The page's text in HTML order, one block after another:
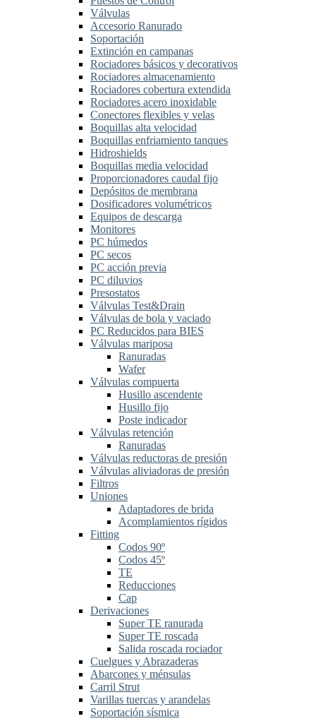
Válvulas
Accesorio Ranurado
Soportación
Extinción en campanas
Rociadores básicos y decorativos
Rociadores almacenamiento
Rociadores cobertura extendida
Rociadores acero inoxidable
Conectores flexibles y velas
Boquillas alta velocidad
Boquillas enfriamiento tanques
Hidroshields
Boquillas media velocidad
Proporcionadores caudal fijo
Depósitos de membrana
Dosificadores volumétricos
Equipos de descarga
Monitores
PC húmedos
PC secos
PC acción previa
PC diluvios
Presostatos
Válvulas Test&Drain
Válvulas de bola y vaciado
PC Reducidos para BIES
Válvulas mariposa
Ranuradas
Wafer
Válvulas compuerta
Husillo ascendente
Husillo fijo
Poste indicador
Válvulas retención
Ranuradas
Válvulas reductoras de presión
Válvulas aliviadoras de presión
Filtros
Uniones
Adaptadores de brida
Acomplamientos rígidos
Fitting
Codos 90º
Codos 45º
TE
Reducciones
Cap
Derivaciones
Super TE ranurada
Super TE roscada
Salida roscada rociador
Cuelgues y Abrazaderas
Abarcones y ménsulas
Carril Strut
Varillas tuercas y arandelas
Soportación sísmica